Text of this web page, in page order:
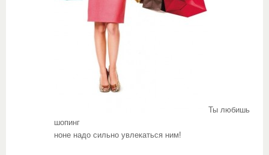
Ты любишь
шопинг
ноне надо сильно увлекаться ним!